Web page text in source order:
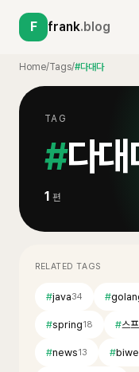
F frank.blog
Home/Tags/#다대다
TAG
#다대
1 편
RELATED TAGS
#java34 #
#spring18 #스
#news13 #